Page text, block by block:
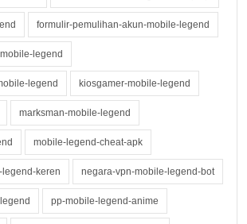
formulir-pemulihan-akun-mobile-legend
legend
legend kiosgamer-mobile-legend
marksman-mobile-legend
mobile-legend-cheat-apk
keren negara-vpn-mobile-legend-bot
pp-mobile-legend-anime